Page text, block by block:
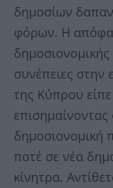
δημοσίων
φόρων. Η
συνέπειες στην
της Κύπρου
δημοσιονομική
ποτέ σε νέα
κίνητρα.